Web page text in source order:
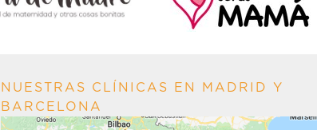
NUESTRAS CLÍNICAS EN MADRID Y
BARCELONA